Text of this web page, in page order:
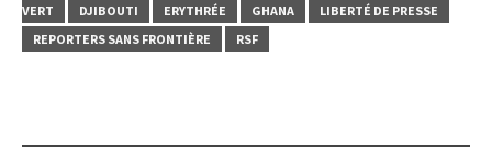
VERT
DJIBOUTI ERYTHRÉE GHANA
LIBERTÉ DE PRESSE
REPORTERS SANS FRONTIÈRE
RSF